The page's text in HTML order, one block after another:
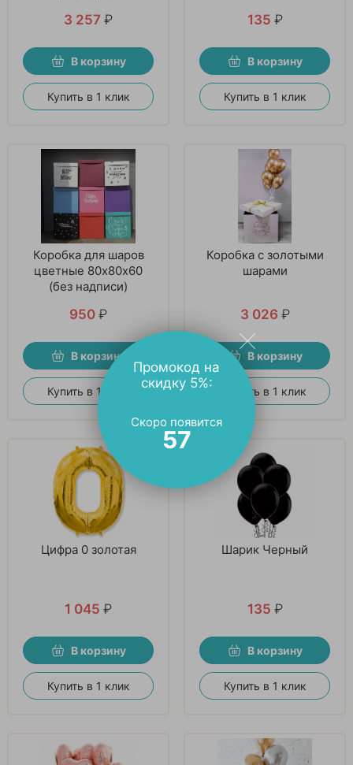
3 257 ₽
В корзину
Купить в 1 клик
135 ₽
В корзину
Купить в 1 клик
Коробка для шаров
цветные 80х80х60
(без надписи)
950 ₽
В корзину
Купить в 1 клик
Коробка с золотыми
шарами
3 026 ₽
В корзину
Купить в 1 клик
Цифра 0 золотая
1 045 ₽
В корзину
Купить в 1 клик
Шарик Черный
135 ₽
В корзину
Купить в 1 клик
Промокод на
скидку 5%:
Скоро появится
56